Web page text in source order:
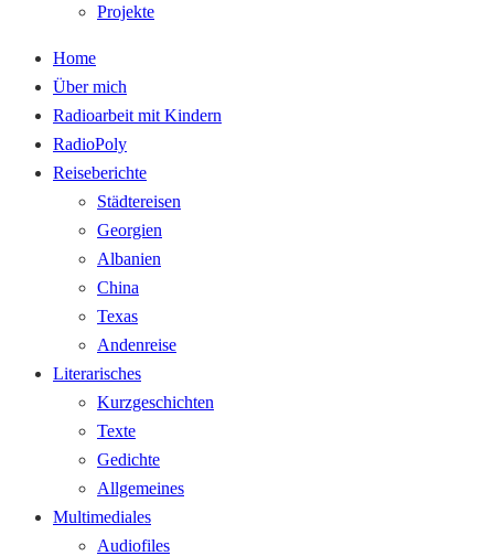
Projekte
Home
Über mich
Radioarbeit mit Kindern
RadioPoly
Reiseberichte
Städtereisen
Georgien
Albanien
China
Texas
Andenreise
Literarisches
Kurzgeschichten
Texte
Gedichte
Allgemeines
Multimediales
Audiofiles